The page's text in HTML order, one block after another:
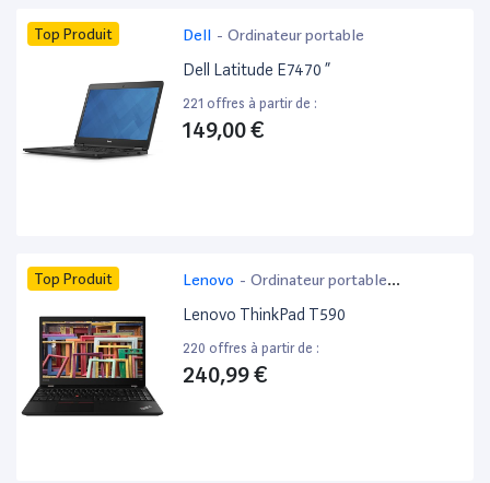
Top Produit Dell - Ordinateur portable
Dell Latitude E7470 ”
221 offres à partir de :
149,00 €
Top Produit Lenovo - Ordinateur portable
bureautique
Lenovo ThinkPad T590
220 offres à partir de :
240,99 €